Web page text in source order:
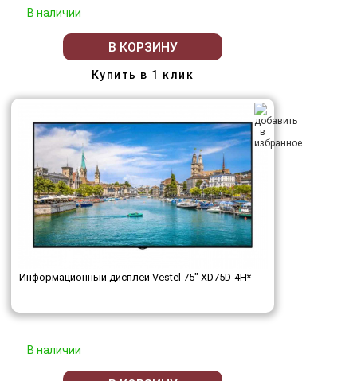
В наличии
В КОРЗИНУ
Купить в 1 клик
Информационный дисплей Vestel 75" XD75D-4H*
В наличии